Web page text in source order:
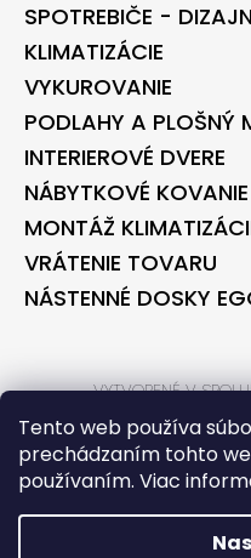
Tento web používa
prechádzaním tohto
používaním. Viac
SPOTREBIČE -
KLIMATIZÁCIE
VYKUROVANIE
PODLAHY A PLOŠNÝ
INTERIEROVÉ DVERE
NÁBYTKOVÉ KOVANIE
MONTÁŽ
VRÁTENIE TOVARU
NÁSTENNÉ DOSKY
VYTVORENÉ V
VYTVORENÉ V